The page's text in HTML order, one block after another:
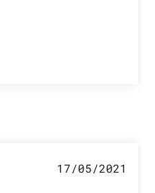
17/05/2021